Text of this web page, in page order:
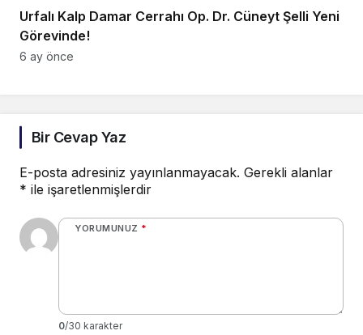
Urfalı Kalp Damar Cerrahı Op. Dr. Cüneyt Şelli Yeni
Görevinde!
6 ay önce
Bir Cevap Yaz
E-posta adresiniz yayınlanmayacak. Gerekli alanlar
* ile işaretlenmişlerdir
YORUMUNUZ *
0/30 karakter